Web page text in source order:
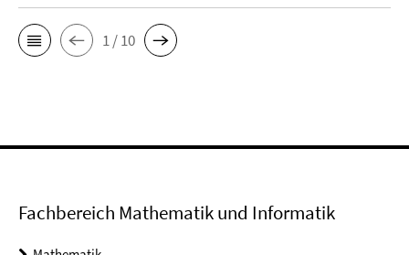
1 / 10
Fachbereich Mathematik und Informatik